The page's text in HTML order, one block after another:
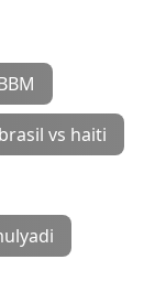
brasil vs haiti